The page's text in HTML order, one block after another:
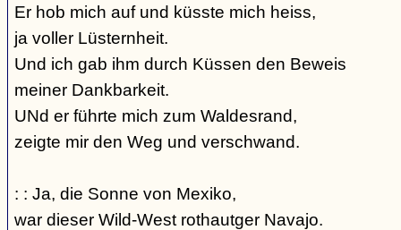
Er hob mich auf und küsste mich heiss,
ja voller Lüsternheit.
Und ich gab ihm durch Küssen den Beweis
meiner Dankbarkeit.
UNd er führte mich zum Waldesrand,
zeigte mir den Weg und verschwand.
: : Ja, die Sonne von Mexiko,
war dieser Wild-West rothautger Navajo.